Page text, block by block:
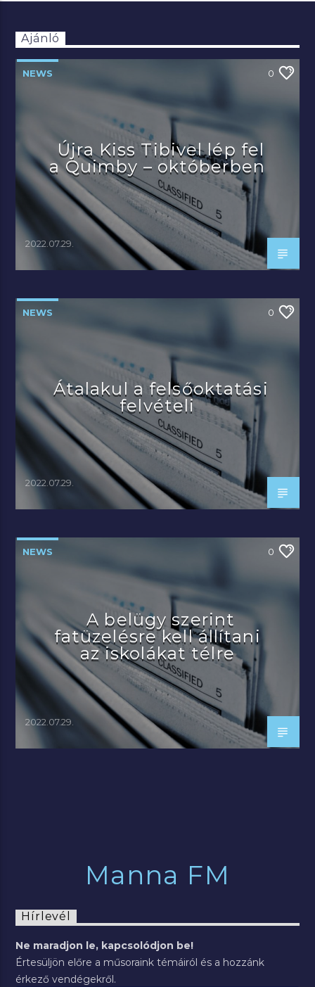
Ajánló
NEWS 0
Újra Kiss Tibivel lép fel
a Quimby – októberben
2022.07.29.
NEWS 0
Átalakul a felsőoktatási
felvételi
2022.07.29.
NEWS 0
A belügy szerint
fatüzelésre kell állítani
az iskolákat télre
2022.07.29.
Manna FM
Hírlevél
Ne maradjon le, kapcsolódjon be!
Értesüljön előre a műsoraink témáiról és a hozzánk
érkező vendégekről.